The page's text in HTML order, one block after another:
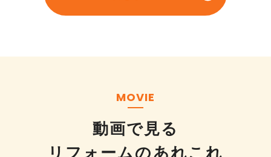
MOVIE
動画で見る
リフォームのあれこれ